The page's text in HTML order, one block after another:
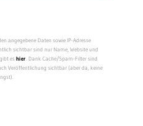
angegebene Daten sowie IP-Adresse
sichtbar sind nur Name, Website und
eshier. Dank Cache/Spam-Filter sind
Veröffentlichung sichtbar (aber da, keine